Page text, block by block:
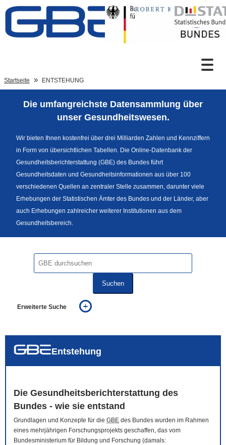
Zum Inhalt
Sprachumschaltung
Fußzeile
Startseite ENTSTEHUNG
Die umfangreichste Datensammlung über
unser Gesundheitswesen.
Wir bieten Ihnen kostenfrei über drei Milliarden Zahlen und Kennziffern
in Form von übersichtlichen Tabellen. Die Online-Datenbank der
Gesundheitsberichterstattung (GBE) des Bundes führt
Gesundheitsdaten und Gesundheitsinformationen aus über 100
verschiedenen Quellen an zentraler Stelle zusammen, darunter viele
Erhebungen der Statistischen Ämter des Bundes und der Länder, aber
auch Erhebungen zahlreicher weiterer Institutionen aus dem
Gesundheitsbereich.
Suchen
Erweiterte Suche
auch in allen Texten suchen (Volltextsuche)
Entstehung
Die Gesundheitsberichterstattung des
Bundes - wie sie entstand
Grundlagen und Konzepte für die GBE des Bundes wurden im Rahmen
eines mehrjährigen Forschungsprojekts geschaffen, das vom
Bundesministerium für Bildung und Forschung (damals: